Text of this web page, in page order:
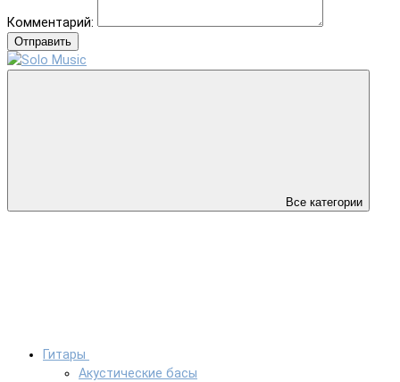
Комментарий:
Отправить
Все категории
Гитары
Акустические басы